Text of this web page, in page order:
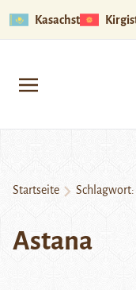
Kasachstan
Startseite Schlagwort:
Astana